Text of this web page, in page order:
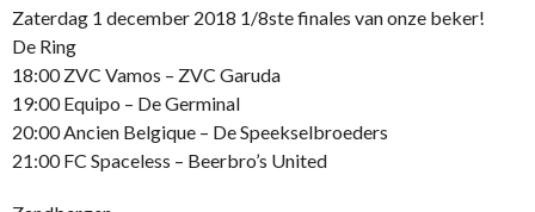
Zaterdag 1 december 2018 1/8ste finales van onze beker!
De Ring
18:00 ZVC Vamos – ZVC Garuda
19:00 Equipo – De Germinal
20:00 Ancien Belgique – De Speekselbroeders
21:00 FC Spaceless – Beerbro’s United